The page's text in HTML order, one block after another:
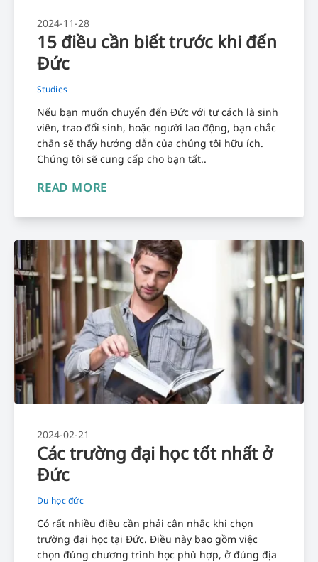
2024-11-28
15 điều cần biết trước khi đến
Đức
Studies
Nếu bạn muốn chuyển đến Đức với tư cách là sinh
viên, trao đổi sinh, hoặc người lao động, bạn chắc
chắn sẽ thấy hướng dẫn của chúng tôi hữu ích.
Chúng tôi sẽ cung cấp cho bạn tất..
READ MORE
2024-02-21
Các trường đại học tốt nhất ở
Đức
Du học đức
Có rất nhiều điều cần phải cân nhắc khi chọn
trường đại học tại Đức. Điều này bao gồm việc
chọn đúng chương trình học phù hợp, ở đúng địa